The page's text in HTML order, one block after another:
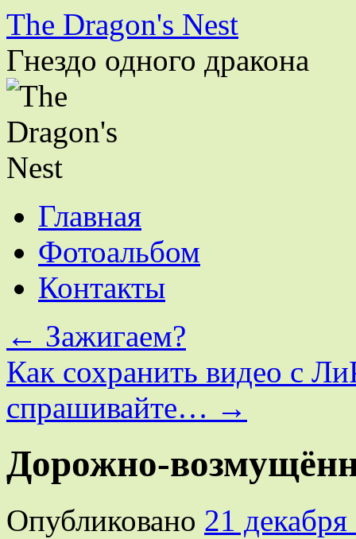
The Dragon's Nest
Гнездо одного дракона
Перейти
содержимому
Главная
Фотоальбом
Контакты
← Зажигаем?
Как сохранить видео с
спрашивайте… →
Дорожно-
Опубликовано 21